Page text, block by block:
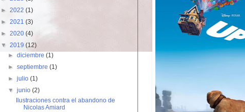
► 2022 (1)
► 2021 (3)
► 2020 (4)
▼ 2019 (12)
►diciembre(1)
►septiembre(1)
►julio(1)
▼junio(2)
Ilustraciones contra el abandono de
Nicolas Amiard